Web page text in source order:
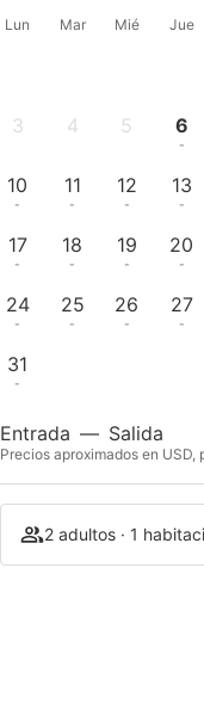
Lun Mar Mié Jue
3 4 5 6
-
10
-
11
-
12
-
13
-
17
-
18
-
19
-
20
-
24
-
25
-
26
-
27
-
31
-
Entrada — Salida
Precios aproximados en
2 adultos · 1